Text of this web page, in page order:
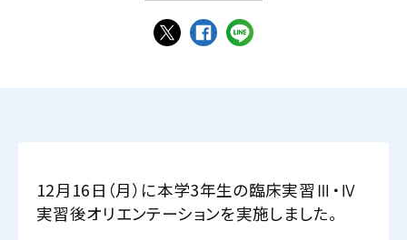
12月16日（月）に本学3年生の臨床実習Ⅲ・Ⅳ
実習後オリエンテーションを実施しました。